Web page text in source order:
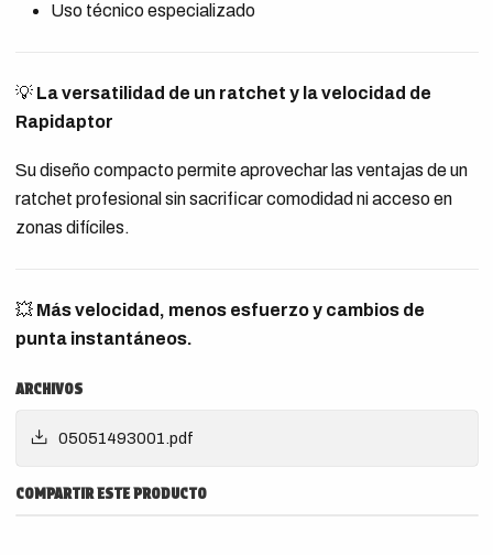
Uso técnico especializado
💡 La versatilidad de un ratchet y la velocidad de
Rapidaptor
Su diseño compacto permite aprovechar las ventajas de un
ratchet profesional sin sacrificar comodidad ni acceso en
zonas difíciles.
💥 Más velocidad, menos esfuerzo y cambios de
punta instantáneos.
ARCHIVOS
05051493001.pdf
COMPARTIR ESTE PRODUCTO